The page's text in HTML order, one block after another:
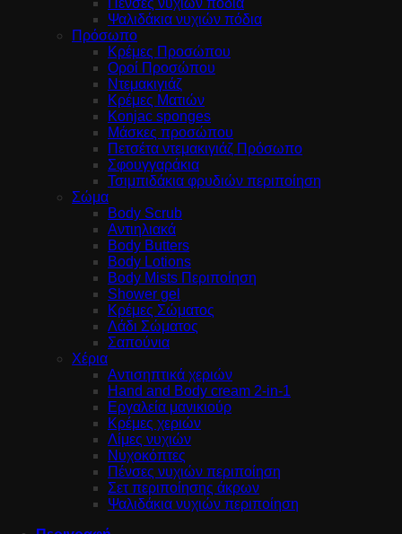
Ψαλιδάκια νυχιών πόδια
Πρόσωπο
Κρέμες Προσώπου
Οροί Προσώπου
Ντεμακιγιάζ
Κρέμες Ματιών
Konjac sponges
Μάσκες προσώπου
Πετσέτα ντεμακιγιάζ Πρόσωπο
Σφουγγαράκια
Τσιμπιδάκια φρυδιών περιποίηση
Σώμα
Body Scrub
Αντιηλιακά
Body Butters
Body Lotions
Body Mists Περιποίηση
Shower gel
Κρέμες Σώματος
Λάδι Σώματος
Σαπούνια
Χέρια
Αντισηπτικά χεριών
Hand and Body cream 2-in-1
Εργαλεία μανικιούρ
Κρέμες χεριών
Λίμες νυχιών
Νυχοκόπτες
Πένσες νυχιών περιποίηση
Σετ περιποίησης άκρων
Ψαλιδάκια νυχιών περιποίηση